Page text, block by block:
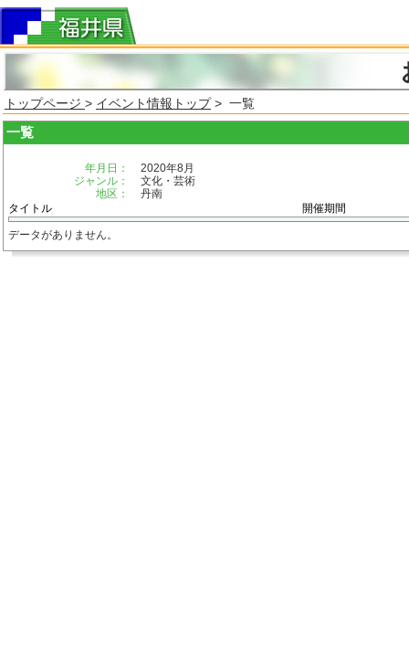
トップページ > イベント情報トップ> 一覧
一覧
年月日：
2020年8月
ジャンル：
文化・芸術
地区：
丹南
タイトル
開催期間
データがありません。